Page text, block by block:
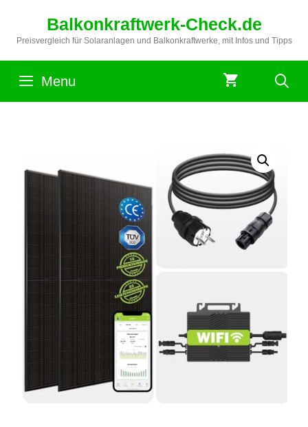
springen
Balkonkraftwerk-Check.de
Preisvergleich für Solaranlagen und Balkonkraftwerke, mit Infos und Tipps
Menu